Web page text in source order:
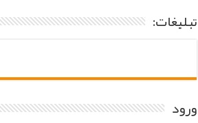
تبلیغات:
ورود